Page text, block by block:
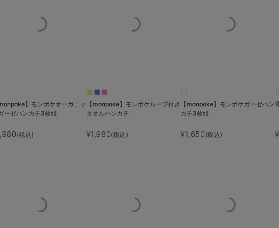
monpoke】モンポケオーガニッ
ーゼハンカチ3枚組
(税込)
【monpoke】モンポケループ付き
タオルハンカチ
¥1,980(税込)
【monpoke】モンポケガーゼハン
カチ3枚組
¥1,650 (税込)